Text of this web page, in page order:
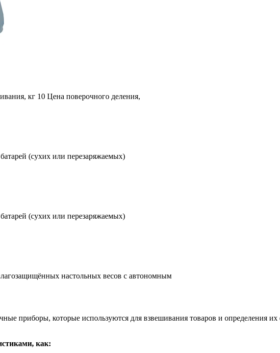
кг 10 Цена поверочного деления,
(сухих или перезаряжаемых)
(сухих или перезаряжаемых)
настольных весов с автономным
приборы, которые используются для взвешивания товаров и определения
как: